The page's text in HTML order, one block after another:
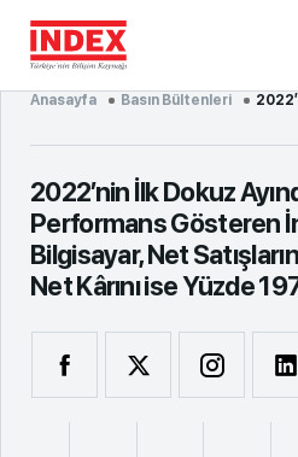
Anasayfa Basın Bültenleri 2022’nin İlk Dokuz
2022’nin İlk Dokuz
Performans Gösteren
Bilgisayar, Net
Net Kârını ise Yüzde